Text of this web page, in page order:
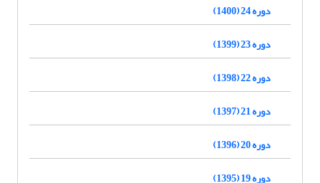
دوره 24 (1400)
دوره 23 (1399)
دوره 22 (1398)
دوره 21 (1397)
دوره 20 (1396)
دوره 19 (1395)